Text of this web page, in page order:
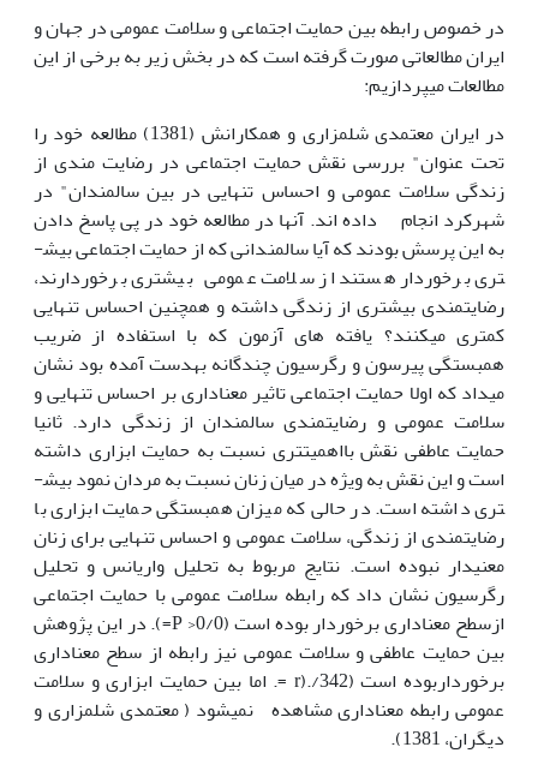
در خصوص رابطه بین حمایت اجتماعی و سلامت عمومی در جهان و
ایران مطالعاتی صورت گرفته است که در بخش زیر به برخی از این
مطالعات می­پردازیم:
در ایران معتمدی شلمزاری و همکارانش (1381) مطالعه خود را
تحت عنوان" بررسی نقش حمایت اجتماعی در رضایت مندی از
زندگی سلامت عمومی و احساس تنهایی در بین سالمندان" در
شهرکرد انجام داده اند. آن­ها در مطالعه خود در پی پاسخ دادن
به این پرسش بودند که آیا سالمندانی که از حمایت اجتماعی بیش­
تری برخوردار هستند از سلامت عمومی بیش­تری برخوردارند،
رضایت­مندی بیش­تری از زندگی داشته و هم­چنین احساس تنهایی
کم­تری می­کنند؟ یافته های آزمون که با استفاده از ضریب
همبستگی پیرسون و رگرسیون چندگانه به­دست آمده بود نشان
می­داد که اولا حمایت اجتماعی تاثیر معناداری بر احساس تنهایی و
سلامت عمومی و رضایت­مندی سالمندان از زندگی دارد. ثانیا
حمایت عاطفی نقش بااهمیت­تری نسبت به حمایت ابزاری داشته
است و این نقش به ویژه در میان زنان نسبت به مردان نمود بیش­
تری داشته است. در حالی ­که میزان همبستگی حمایت ابزاری با
رضایت­مندی از زندگی، سلامت عمومی و احساس تنهایی برای زنان
معنی­دار نبوده است. نتایج مربوط به تحلیل واریانس و تحلیل
رگرسیون نشان داد که رابطه سلامت عمومی با حمایت اجتماعی
ازسطح معناداری برخوردار بوده است (0/0< P=). در این پژوهش
بین حمایت عاطفی و سلامت عمومی نیز رابطه از سطح معناداری
برخورداربوده است (342/.(r =. اما بین حمایت ابزاری و سلامت
عمومی رابطه معناداری مشاهده نمی­شود ( معتمدی شلمزاری و
دیگران، 1381).